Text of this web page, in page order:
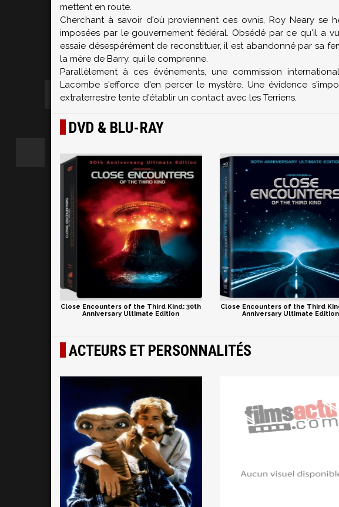
mettent en route.
Cherchant à savoir d'où proviennent ces ovnis, Roy Neary se
imposées par le gouvernement fédéral. Obsédé par ce qu'il a
essaie désespérément de reconstituer, il est abandonné par sa
la mère de Barry, qui le comprenne.
Parallèlement à ces événements, une commission
Lacombe s'efforce d'en percer le mystère. Une évidence
extraterrestre tente d'établir un contact avec les Terriens.
DVD & BLU-RAY
Close Encounters of the Third Kind: 30th
Anniversary Ultimate Edition
Close Encounters of the Third
Anniversary Ultimate Edition
ACTEURS ET PERSONNALITÉS